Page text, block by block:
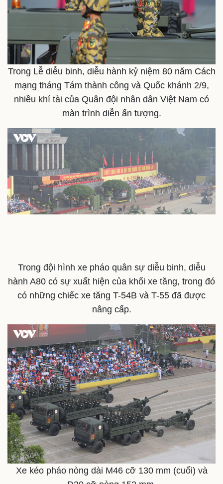
Doanh nghiệp
Thông tin doanh nghiệp
Doanh nghiệp 24h
Doanh nhân
Vì cộng đồng
Công nghệ
Sành điệu
Tin Công nghệ
Trải nghiệm
Chuyển đổi số
Trong Lễ diễu binh, diễu hành kỷ niệm 80 năm Cách
mạng tháng Tám thành công và Quốc khánh 2/9,
nhiều khí tài của Quân đội nhân dân Việt Nam có
màn trình diễn ấn tượng.
Trong đội hình xe pháo quân sự diễu binh, diễu
hành A80 có sự xuất hiện của khối xe tăng, trong đó
có những chiếc xe tăng T-54B và T-55 đã được
nâng cấp.
Xe kéo pháo nòng dài M46 cỡ 130 mm (cuối) và